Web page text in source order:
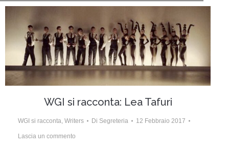
WGI si racconta: Lea Tafuri
WGI si racconta, Writers Di Segreteria 12 Febbraio 2017
Lascia un commento